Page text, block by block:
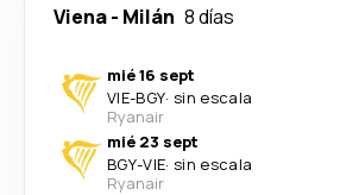
Viena- Milán 8 días
mié 16 sept
VIE-BGY· sin escala
Ryanair
mié 23 sept
BGY-VIE· sin escala
Ryanair